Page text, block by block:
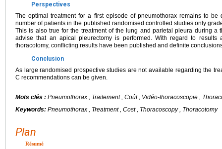
Perspectives
The optimal treatment for a first episode of pneumothorax remains to
number of patients in the published randomised controlled studies only
This is also true for the treatment of the lung and parietal pleura during a
advise that an apical pleurectomy is performed. With regard to results
thoracotomy, conflicting results have been published and definite
Conclusion
As large randomised prospective studies are not available regarding the
C recommendations can be given.
Mots clés : Pneumothorax , Traitement , Coût , Vidéo-thoracoscopie ,
Keywords: Pneumothorax , Treatment , Cost , Thoracoscopy , Thoracotomy
Plan
Résumé